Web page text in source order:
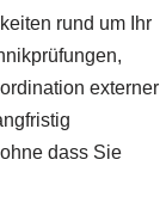
rund um Ihr
externer
dass Sie